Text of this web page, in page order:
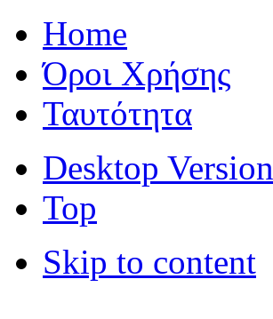
Home
Όροι Χρήσης
Ταυτότητα
Desktop Version
Top
Skip to content